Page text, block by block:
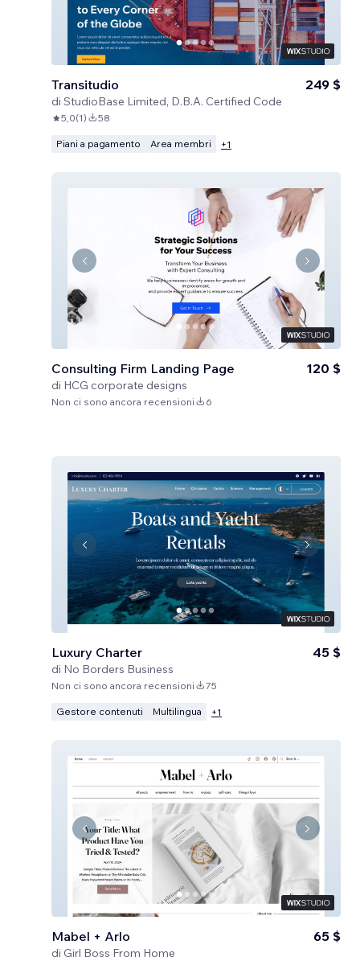
Transitudio
di StudioBase Limited, D.B.A. Certified Code
249 $
5,0(1) 58
Piani a pagamento Area membri +1
Consulting Firm Landing Page
di HCG corporate designs
120 $
Non ci sono ancora recensioni 6
Luxury Charter
di No Borders Business
45 $
Non ci sono ancora recensioni 75
Gestore contenuti Multilingua +1
Mabel + Arlo
di Girl Boss From Home
65 $